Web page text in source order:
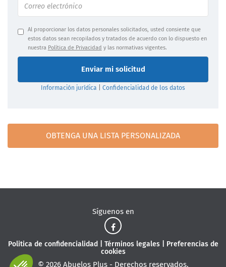
Al proporcionar los datos personales solicitados, usted consiente que
estos datos sean recopilados y tratados de acuerdo con lo dispuesto en
nuestra Política de Privacidad y las normativas vigentes.
Enviar mi solicitud
Información jurídica Confidencialidad de los datos
OBTENGA UNA LISTA PERSONALIZADA
Síguenos en
Politica de confidencialidad Términos legales| Preferencias de
cookies
© 2026 Abuelos Plus - Derechos reservados.